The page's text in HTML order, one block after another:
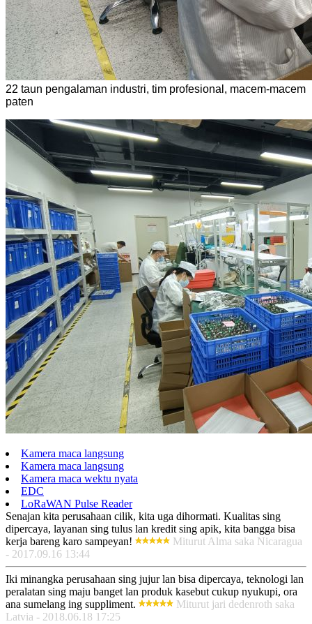
22 taun pengalaman industri, tim profesional, macem-macem
paten
Kamera maca langsung
Kamera maca langsung
Kamera maca wektu nyata
EDC
LoRaWAN Pulse Reader
Senajan kita perusahaan cilik, kita uga dihormati. Kualitas sing
dipercaya, layanan sing tulus lan kredit sing apik, kita bangga bisa
kerja bareng karo sampeyan!
Miturut Alma saka Nicaragua
- 2017.09.16 13:44
Iki minangka perusahaan sing jujur ​​​​lan bisa dipercaya, teknologi lan
peralatan sing maju banget lan produk kasebut cukup nyukupi, ora
ana sumelang ing suppliment.
Miturut jari dedenroth saka
Latvia - 2018.06.18 17:25